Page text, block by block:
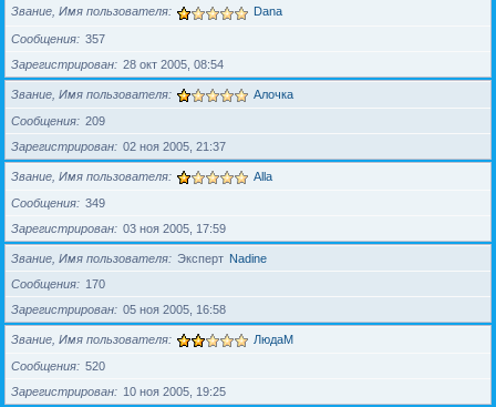
Звание, Имя пользователя Dana
Сообщения
357
Зарегистрирован
28 окт 2005, 08:54
Звание, Имя пользователя Алочка
Сообщения
209
Зарегистрирован
02 ноя 2005, 21:37
Звание, Имя пользователя Alla
Сообщения
349
Зарегистрирован
03 ноя 2005, 17:59
Звание, Имя пользователя Эксперт Nadine
Сообщения
170
Зарегистрирован
05 ноя 2005, 16:58
Звание, Имя пользователя ЛюдаМ
Сообщения
520
Зарегистрирован
10 ноя 2005, 19:25